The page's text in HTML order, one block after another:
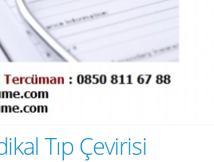
Tıp Çevirisi